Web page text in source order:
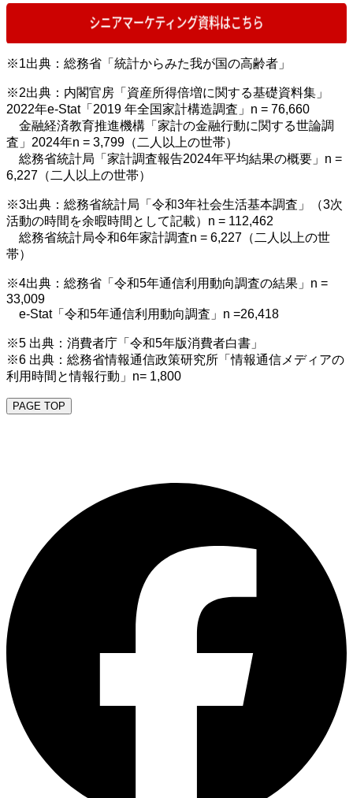
※1出典：総務省「統計からみた我が国の高齢者」
※2出典：内閣官房「資産所得倍増に関する基礎資料集」
2022年e-Stat「2019 年全国家計構造調査」n = 76,660
金融経済教育推進機構「家計の金融行動に関する世論調
査」2024年n = 3,799（二人以上の世帯）
総務省統計局「家計調査報告2024年平均結果の概要」n =
6,227（二人以上の世帯）
※3出典：総務省統計局「令和3年社会生活基本調査」（3次
活動の時間を余暇時間として記載）n = 112,462
総務省統計局令和6年家計調査n = 6,227（二人以上の世
帯）
※4出典：総務省「令和5年通信利用動向調査の結果」n =
33,009
e-Stat「令和5年通信利用動向調査」n =26,418
※5 出典：消費者庁「令和5年版消費者白書」
※6 出典：総務省情報通信政策研究所「情報通信メディアの
利用時間と情報行動」n= 1,800
PAGE TOP